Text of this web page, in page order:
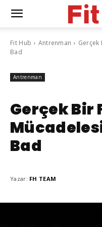
Fit Hub Antrenman
Gerçek
Bad
Antrenman
Gerçek Bir
Bad
Yazar: FH TEAM